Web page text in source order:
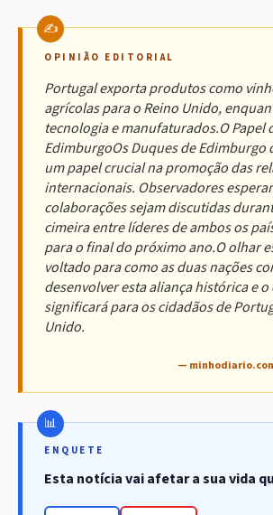
OPINIÃO EDITORIAL
Portugal exporta produtos como
agrícolas para o Reino Unido,
tecnologia e manufaturados.O Papel
EdimburgoOs Duques de Edimburgo
um papel crucial na promoção das
internacionais. Observadores
colaborações sejam discutidas
cimeira entre líderes de ambos os
para o final do próximo ano.O olhar
voltado para como as duas nações
desenvolver esta aliança histórica e o
significará para os cidadãos de
Unido.
—
ENQUETE
Esta notícia vai afetar a sua vida